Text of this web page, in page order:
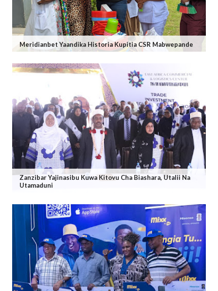
Meridianbet Yaandika Historia Kupitia CSR Mabwepande
Zanzibar Yajinasibu Kuwa Kitovu Cha Biashara, Utalii Na
Utamaduni